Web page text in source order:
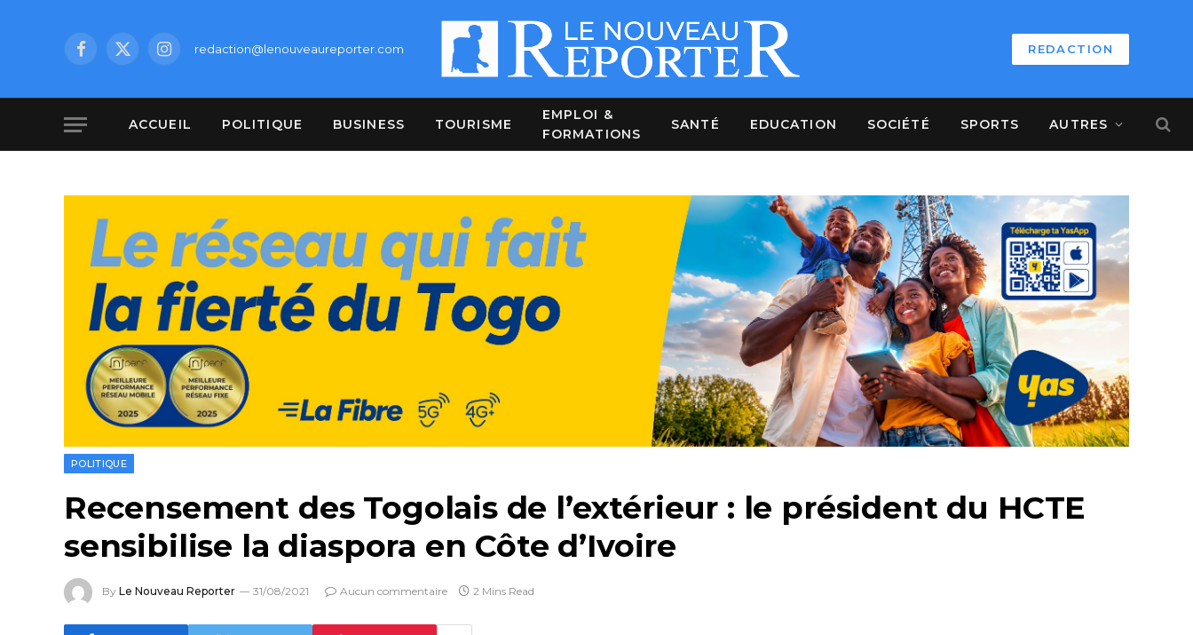
Facebook
X
Instagramredaction@lenouveaureporter.com REDACTION
ACCUEIL POLITIQUE BUSINESS TOURISME
EMPLOI &
FORMATIONS
SANTÉ EDUCATION SOCIÉTÉ SPORTS AUTRES
POLITIQUE
Recensement des Togolais de l’extérieur : le président du HCTE
sensibilise la diaspora en Côte d’Ivoire
By Le Nouveau Reporter 31/08/2021 Aucun commentaire 2 Mins Read